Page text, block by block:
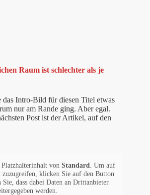
Raum ist schlechter als je
das Intro-Bild für diesen Titel etwas
nur am Rande ging. Aber egal.
Post ist der Artikel, auf den
Platzhalterinhalt von Standard
. Um auf
klicken Sie auf den Button
Sie, dass dabei Daten an Drittanbieter
werden.